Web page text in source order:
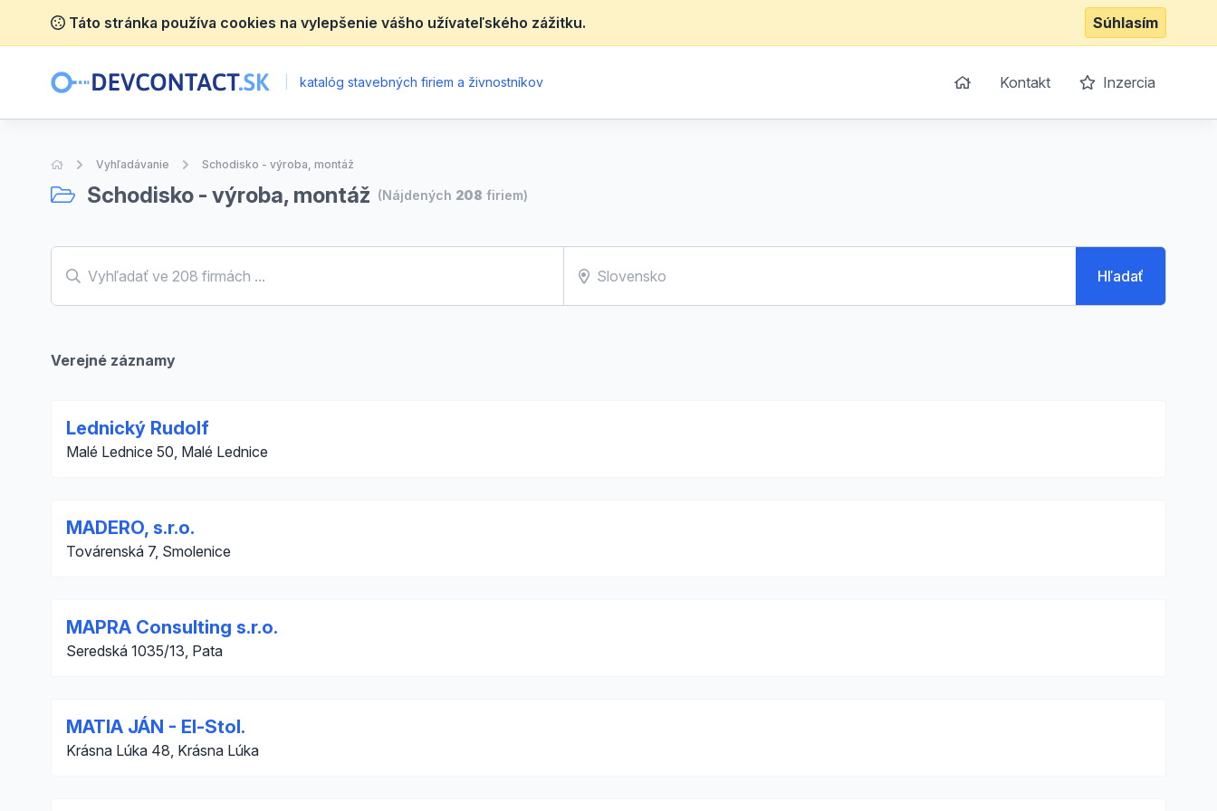
Táto stránka používa cookies na vylepšenie vášho užívateľského zážitku. Súhlasím
katalóg stavebných firiem a živnostníkov Kontakt Inzercia
Úvodná stránka
Vyhľadávanie Schodisko - výroba, montáž
Schodisko - výroba, montáž (Nájdených 208 firiem)
Hľadať
Verejné záznamy
Lednický Rudolf
Malé Lednice 50, Malé Lednice
MADERO, s.r.o.
Továrenská 7, Smolenice
MAPRA Consulting s.r.o.
Seredská 1035/13, Pata
MATIA JÁN - El-Stol.
Krásna Lúka 48, Krásna Lúka